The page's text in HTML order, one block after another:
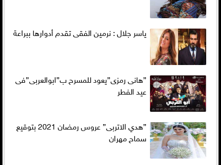
ياسر جلال : نرمين الفقى تقدم أدوارها ببراعة
”هانى رمزى”يعود للمسرح ب”ابوالعربى”فى
عيد الفطر
”هدي الاتربى” عروس رمضان 2021 بتوقيع
سماح مهران